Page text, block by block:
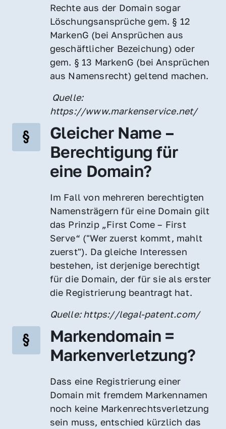
Rechte aus der Domain sogar
Löschungsansprüche gem. § 12
MarkenG (bei Ansprüchen aus
geschäftlicher Bezeichung) oder
gem. § 13 MarkenG (bei Ansprüchen
aus Namensrecht) geltend machen.
https://www.markenservice.net/
Gleicher Name –
Berechtigung für
eine Domain?
Im Fall von mehreren berechtigten
Namensträgern für eine Domain gilt
das Prinzip „First Come – First
Serve“ ("Wer zuerst kommt, mahlt
zuerst"). Da gleiche Interessen
bestehen, ist derjenige berechtigt
für die Domain, der für sie als erster
die Registrierung beantragt hat.
Quelle: https://legal-patent.com/
Markendomain =
Markenverletzung?
Dass eine Registrierung einer
Domain mit fremdem Markennamen
noch keine Markenrechtsverletzung
sein muss, entschied kürzlich das